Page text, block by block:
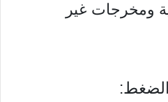
ومخرجات غير